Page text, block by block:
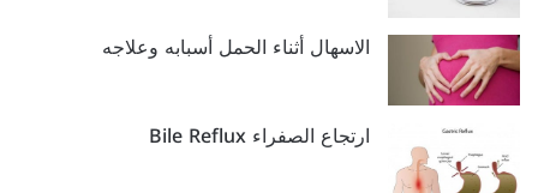
الاسهال أثناء الحمل أسبابه وعلاجه
ارتجاع الصفراء Bile Reflux